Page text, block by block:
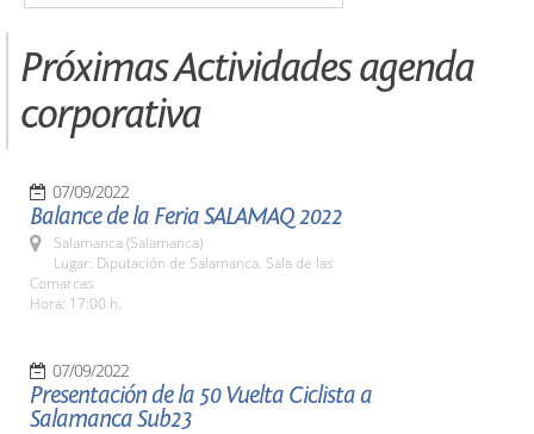
Próximas Actividades agenda
corporativa
07/09/2022
Balance de la Feria SALAMAQ 2022
Salamanca (Salamanca)
Lugar: Diputación de Salamanca. Sala de las
Comarcas
Hora: 17:00 h.
07/09/2022
Presentación de la 50 Vuelta Ciclista a
Salamanca Sub23